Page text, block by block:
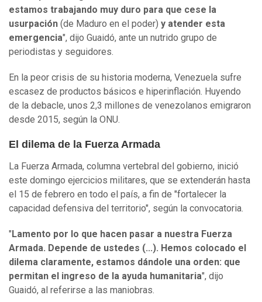
estamos trabajando muy duro para que cese la
usurpación (de Maduro en el poder) y atender esta
emergencia", dijo Guaidó, ante un nutrido grupo de
periodistas y seguidores.
En la peor crisis de su historia moderna, Venezuela sufre
escasez de productos básicos e hiperinflación. Huyendo
de la debacle, unos 2,3 millones de venezolanos emigraron
desde 2015, según la ONU.
El dilema de la Fuerza Armada
La Fuerza Armada, columna vertebral del gobierno, inició
este domingo ejercicios militares, que se extenderán hasta
el 15 de febrero en todo el país, a fin de "fortalecer la
capacidad defensiva del territorio", según la convocatoria.
" Lamento por lo que hacen pasar a nuestra Fuerza
Armada. Depende de ustedes (...). Hemos colocado el
dilema claramente, estamos dándole una orden: que
permitan el ingreso de la ayuda humanitaria", dijo
Guaidó, al referirse a las maniobras.